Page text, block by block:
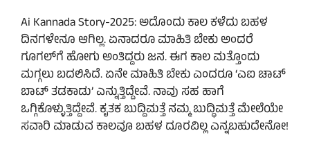
Ai Kannada Story-2025: ಅದೊಂದು ಕಾಲ ಕಳೆದು ಬಹಳ
ದಿನಗಳೇನೂ ಆಗಿಲ್ಲ. ಏನಾದರೂ ಮಾಹಿತಿ ಬೇಕು ಅಂದರೆ
ಗೂಗಲ್‌ಗೆ ಹೋಗು ಅಂತಿದ್ದರು ಜನ. ಈಗ ಕಾಲ ಮತ್ತೊಂದು
ಮಗ್ಗಲು ಬದಲಿಸಿದೆ. ಏನೇ ಮಾಹಿತಿ ಬೇಕು ಎಂದರೂ ‘ಎಐ ಚಾಟ್
ಬಾಟ್ ತಡಕಾಡು’ ಎನ್ನುತ್ತಿದ್ದೇವೆ. ನಾವು ಸಹ ಹಾಗೆ
ಒಗ್ಗಿಕೊಳ್ಳುತ್ತಿದ್ದೇವೆ. ಕೃತಕ ಬುದ್ದಿಮತ್ತೆ ನಮ್ಮ ಬುದ್ಧಿಮತ್ತೆ ಮೇಲೆಯೇ
ಸವಾರಿ ಮಾಡುವ ಕಾಲವೂ ಬಹಳ ದೂರವಿಲ್ಲ ಎನ್ನಬಹುದೇನೋ!